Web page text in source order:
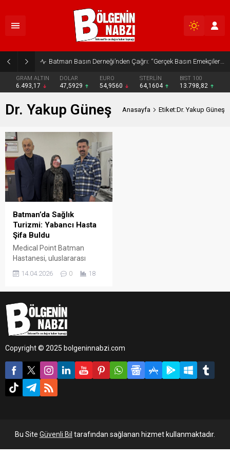
Batman Basın Derneği’nden Çağrı: “Gerçek Basın Emekçileri Desteklenmeli”
GRAM ALTIN
6.493,17
DOLAR
47,5929
EURO
54,9560
STERLİN
64,1604
BIST 100
13.798,82
Dr. Yakup Güneş Anasayfa Etiket:Dr. Yakup Güneş
Batman’da Sağlık
Turizmi: Yabancı Hasta
Şifa Buldu
Medical Point Batman
Hastanesi, uluslararası
hizmetlerine bir yenisini
altına alınan hasta, başarılı
geçen operasyonun
ardından sağlığına
14.04.2026 0 18
Copyright © 2025 bolgeninnabzi.com
Bu Site Güvenli Bil tarafından sağlanan hizmet kullanmaktadır.